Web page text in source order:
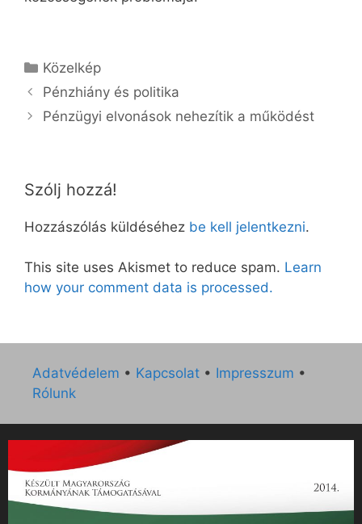
Kategória
Közelkép
Pénzhiány és politika
Pénzügyi elvonások nehezítik a működést
Szólj hozzá!
Hozzászólás küldéséhez be kell jelentkezni.
This site uses Akismet to reduce spam. Learn
how your comment data is processed.
Adatvédelem • Kapcsolat • Impresszum •
Rólunk